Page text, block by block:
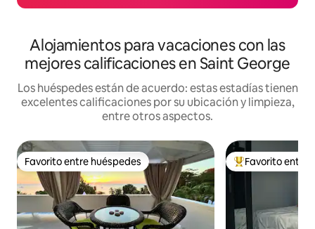
Alojamientos para vacaciones con las
mejores calificaciones en Saint George
Los huéspedes están de acuerdo: estas estadías tienen
excelentes calificaciones por su ubicación y limpieza,
entre otros aspectos.
Favorito entre huéspedes
Favorito entre huéspedes Favorito entre
Favorito entre